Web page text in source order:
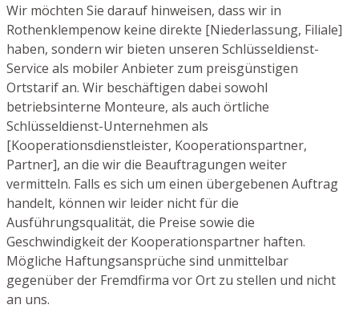
Wir möchten Sie darauf hinweisen, dass wir in
Rothenklempenow keine direkte [Niederlassung, Filiale]
haben, sondern wir bieten unseren Schlüsseldienst-
Service als mobiler Anbieter zum preisgünstigen
Ortstarif an. Wir beschäftigen dabei sowohl
betriebsinterne Monteure, als auch örtliche
Schlüsseldienst-Unternehmen als
[Kooperationsdienstleister, Kooperationspartner,
Partner], an die wir die Beauftragungen weiter
vermitteln. Falls es sich um einen übergebenen Auftrag
handelt, können wir leider nicht für die
Ausführungsqualität, die Preise sowie die
Geschwindigkeit der Kooperationspartner haften.
Mögliche Haftungsansprüche sind unmittelbar
gegenüber der Fremdfirma vor Ort zu stellen und nicht
an uns.